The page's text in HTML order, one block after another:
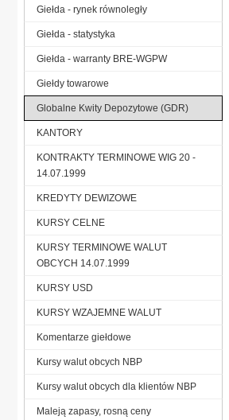
Giełda - rynek równoległy
Giełda - statystyka
Giełda - warranty BRE-WGPW
Giełdy towarowe
Globalne Kwity Depozytowe (GDR)
KANTORY
KONTRAKTY TERMINOWE WIG 20 -
14.07.1999
KREDYTY DEWIZOWE
KURSY CELNE
KURSY TERMINOWE WALUT
OBCYCH 14.07.1999
KURSY USD
KURSY WZAJEMNE WALUT
Komentarze giełdowe
Kursy walut obcych NBP
Kursy walut obcych dla klientów NBP
Maleją zapasy, rosną ceny